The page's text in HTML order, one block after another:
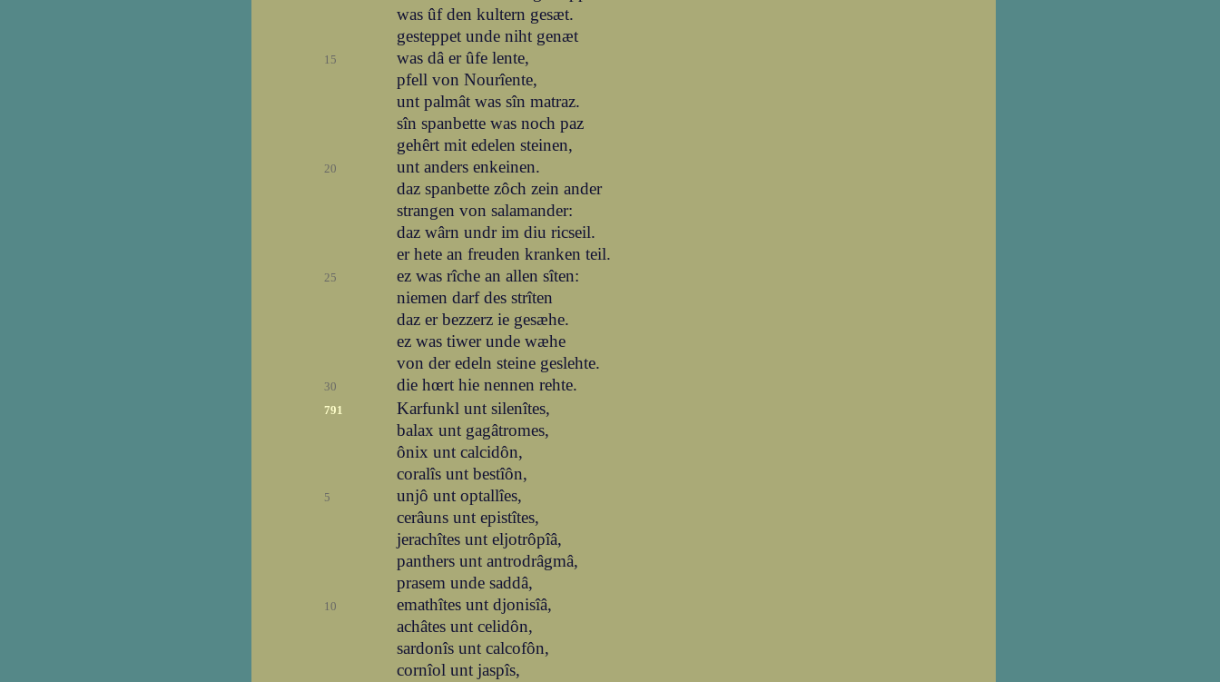
was ûf den kultern gesæt.
gesteppet unde niht genæt
15
was dâ er ûfe lente,
pfell von Nourîente,
unt palmât was sîn matraz.
sîn spanbette was noch paz
gehêrt mit edelen steinen,
20
unt anders enkeinen.
daz spanbette zôch zein ander
strangen von salamander:
daz wârn undr im diu ricseil.
er hete an freuden kranken teil.
25
ez was rîche an allen sîten:
niemen darf des strîten
daz er bezzerz ie gesæhe.
ez was tiwer unde wæhe
von der edeln steine geslehte.
30 die hœrt hie nennen rehte.
791
Karfunkl unt silenîtes,
balax unt gagâtromes,
ônix unt calcidôn,
coralîs unt bestîôn,
5
unjô unt optallîes,
cerâuns unt epistîtes,
jerachîtes unt eljotrôpîâ,
panthers unt antrodrâgmâ,
prasem unde saddâ,
10
emathîtes unt djonisîâ,
achâtes unt celidôn,
sardonîs unt calcofôn,
cornîol unt jaspîs,